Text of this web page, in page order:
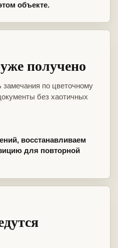
объекте.
получено
по цветочному
без хаотичных
восстанавливаем
для повторной